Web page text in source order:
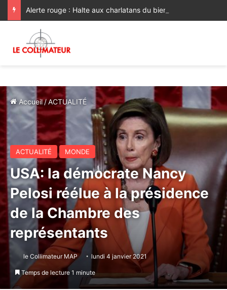
Alerte rouge : Halte aux charlatans du bien-être !
Accueil/ACTUALITÉ
ACTUALITÉ MONDE
USA: la démocrate Nancy
Pelosi réélue à la présidence
de la Chambre des
représentants
le Collimateur MAP lundi 4 janvier 2021
Temps de lecture 1 minute